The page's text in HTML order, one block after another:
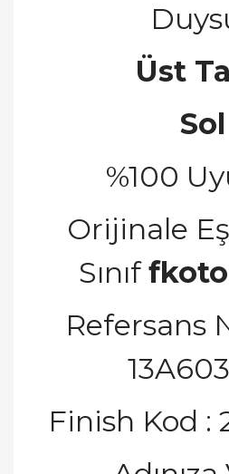
Üst
Sol
%100
Orijinale Eş
Sınıffkoto
Refersans
Finish Kod :